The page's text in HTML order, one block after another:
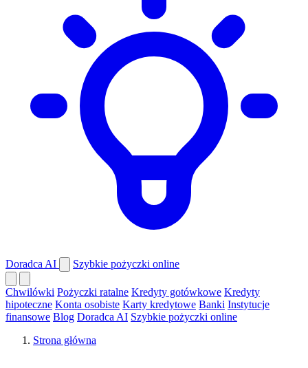
Doradca AI Szybkie pożyczki online
Chwilówki Pożyczki ratalne Kredyty gotówkowe Kredyty
hipoteczne Konta osobiste Karty kredytowe Banki Instytucje
finansowe Blog Doradca AI Szybkie pożyczki online
Strona główna